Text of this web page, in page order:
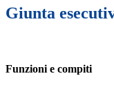
Giunta
Funzioni e compiti